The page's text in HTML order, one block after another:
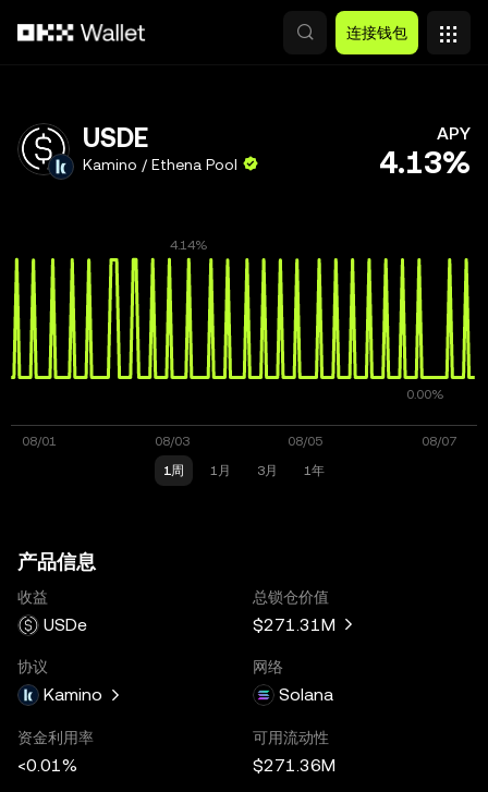
连接钱包
USDE
Kamino / Ethena Pool
APY
4.13%
1周 1月 3月 1年
产品信息
收益
USDe
总锁仓价值
$271.31M
协议
Kamino
网络
Solana
资金利用率
<0.01%
可用流动性
$271.36M